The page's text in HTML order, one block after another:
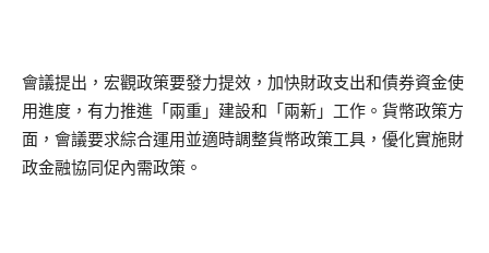
會議提出，宏觀政策要發力提效，加快財政支出和債券資金使
用進度，有力推進「兩重」建設和「兩新」工作。貨幣政策方
面，會議要求綜合運用並適時調整貨幣政策工具，優化實施財
政金融協同促內需政策。